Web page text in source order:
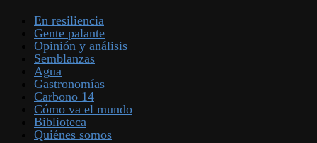
En resiliencia
Gente palante
Opinión y análisis
Semblanzas
Agua
Gastronomías
Carbono 14
Cómo va el mundo
Biblioteca
Quiénes somos